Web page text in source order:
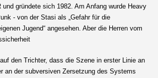
und gründete sich 1982. Am Anfang wurde Heavy
- von der Stasi als „Gefahr für die
Jugend“ angesehen. Aber die Herren vom
den Trichter, dass die Szene in erster Linie an
an der subversiven Zersetzung des Systems